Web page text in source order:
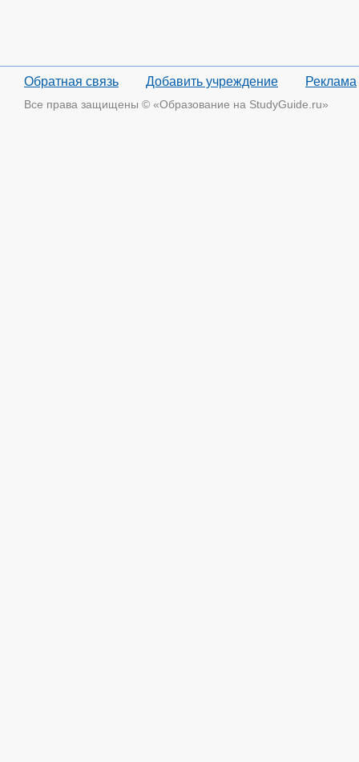
Обратная связь Добавить учреждение Реклама
Все права защищены © «Образование на StudyGuide.ru»